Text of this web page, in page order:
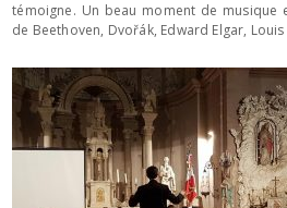
témoigne. Un beau moment de
de Beethoven, Dvořák, Edward Elgar,